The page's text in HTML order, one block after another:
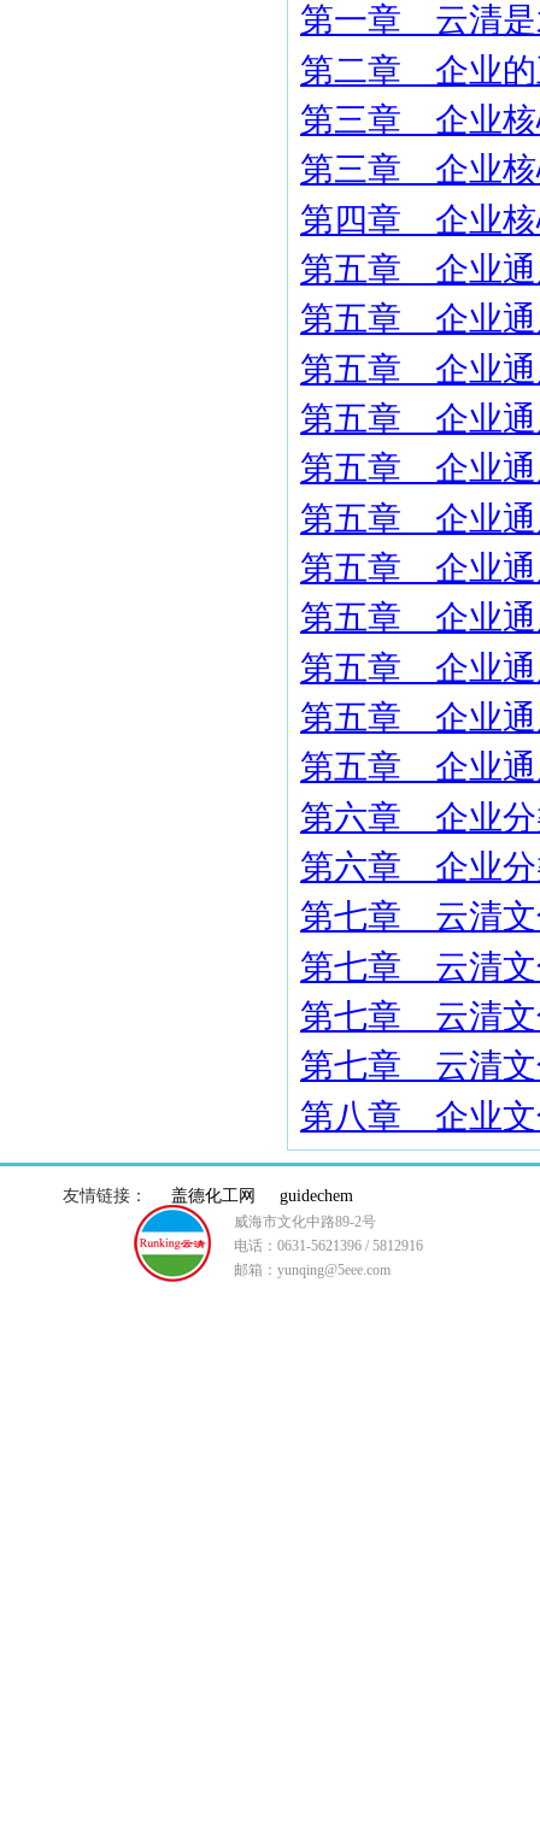
第一章 云清是
第二章 企业的
第三章 企业核
第三章 企业核
第四章 企业核
第五章 企业通
第五章 企业通
第五章 企业通
第五章 企业通
第五章 企业通
第五章 企业通
第五章 企业通
第五章 企业通
第五章 企业通
第五章 企业通
第五章 企业通
第六章 企业分
第六章 企业分
第七章 云清文
第七章 云清文
第七章 云清文
第七章 云清文
第八章 企业文
友情链接： 盖德化工网 guidechem
威海市文化中路89-2号
电话：0631-5621396 / 5812916
邮箱：yunqing@5eee.com